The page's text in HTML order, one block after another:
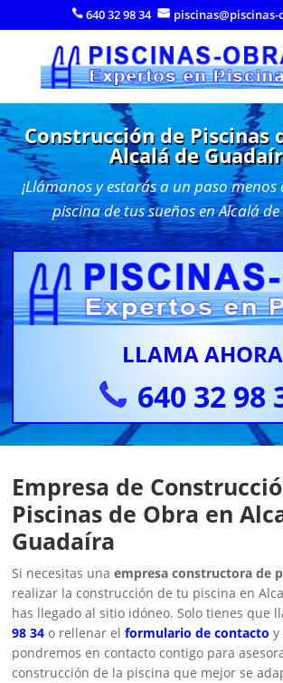
640 32 98 34
Construcción de Piscinas
Alcalá de
¡Llámanos y estarás a un paso
piscina de tus sueños en Alcalá
LLAMA AHORA
640 32 98
Empresa de
Piscinas de Obra en
Guadaíra
Si necesitas unaempresa constructora de
realizar la construcción de tu piscina en
has llegado al sitio idóneo. Solo tienes que
98 34 o rellenar elformulario de contacto y
pondremos en contacto contigo para
construcción de la piscina que mejor se